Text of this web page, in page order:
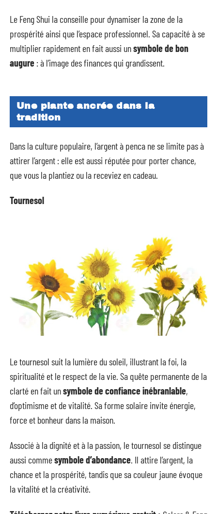
Le Feng Shui la conseille pour dynamiser la zone de la
prospérité ainsi que l’espace professionnel. Sa capacité à se
multiplier rapidement en fait aussi unsymbole de bon
augure : à l’image des finances qui grandissent.
Une plante ancrée dans la
tradition
Dans la culture populaire, l’argent à penca ne se limite pas à
attirer l’argent : elle est aussi réputée pour porter chance,
que vous la plantiez ou la receviez en cadeau.
Tournesol
Le tournesol suit la lumière du soleil, illustrant la foi, la
spiritualité et le respect de la vie. Sa quête permanente de la
clarté en fait unsymbole de confiance inébranlable,
d’optimisme et de vitalité. Sa forme solaire invite énergie,
force et bonheur dans la maison.
Associé à la dignité et à la passion, le tournesol se distingue
aussi commesymbole d’abondance. Il attire l’argent, la
chance et la prospérité, tandis que sa couleur jaune évoque
la vitalité et la créativité.